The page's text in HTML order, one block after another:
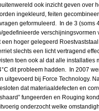
ook inzicht geven over
ingekleurd, feiten
geformuleerd. In de 3 (soms
gedefinieerde verschijningsvormen
een hoger gelegeerd
slechts een licht vertragend
toen ook al dat alle installaties
dit probleem hadden. In 2007
uitgevoerd bij Force Technology.
dat materiaaldefecten en
fungeerden en Rouging
onderzocht welke